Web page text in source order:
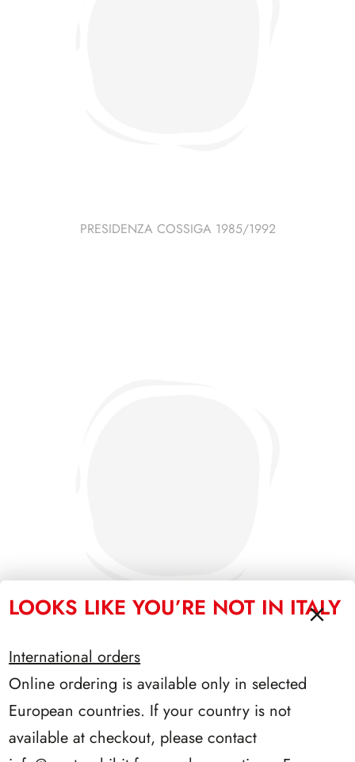
PRESIDENZA COSSIGA 1985/1992
LOOKS LIKE YOU’RE NOT IN ITALY
International orders
Online ordering is available only in selected
European countries. If your country is not
available at checkout, please contact